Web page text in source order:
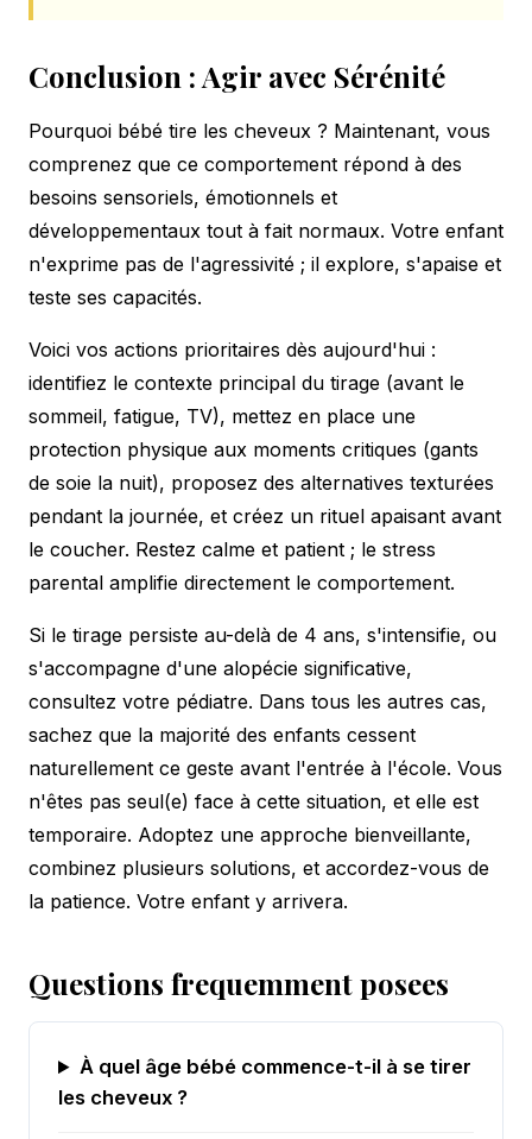
Conclusion : Agir avec Sérénité
Pourquoi bébé tire les cheveux ? Maintenant, vous
comprenez que ce comportement répond à des
besoins sensoriels, émotionnels et
développementaux tout à fait normaux. Votre enfant
n'exprime pas de l'agressivité ; il explore, s'apaise et
teste ses capacités.
Voici vos actions prioritaires dès aujourd'hui :
identifiez le contexte principal du tirage (avant le
sommeil, fatigue, TV), mettez en place une
protection physique aux moments critiques (gants
de soie la nuit), proposez des alternatives texturées
pendant la journée, et créez un rituel apaisant avant
le coucher. Restez calme et patient ; le stress
parental amplifie directement le comportement.
Si le tirage persiste au-delà de 4 ans, s'intensifie, ou
s'accompagne d'une alopécie significative,
consultez votre pédiatre. Dans tous les autres cas,
sachez que la majorité des enfants cessent
naturellement ce geste avant l'entrée à l'école. Vous
n'êtes pas seul(e) face à cette situation, et elle est
temporaire. Adoptez une approche bienveillante,
combinez plusieurs solutions, et accordez-vous de
la patience. Votre enfant y arrivera.
Questions frequemment posees
À quel âge bébé commence-t-il à se tirer
les cheveux ?